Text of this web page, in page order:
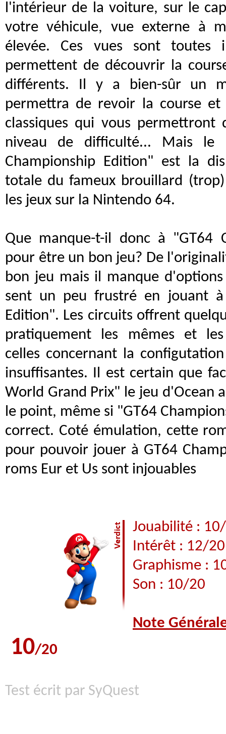
l'intérieur de la voiture, sur le
votre véhicule, vue externe à
élevée. Ces vues sont toutes
permettent de découvrir la
différents. Il y a bien-sûr un
permettra de revoir la course
classiques qui vous
niveau de difficulté... Mais
Championship Edition" est la
totale du fameux brouillard
les jeux sur la Nintendo 64.
Que manque-t-il donc à "GT64
pour être un bon jeu? De
bon jeu mais il manque
sent un peu frustré en jouant à
Edition". Les circuits offrent
pratiquement les mêmes et
celles concernant la
insuffisantes. Il est certain que
World Grand Prix" le jeu d'Ocean
le point, même si "GT64
correct. Coté émulation, cette
pour pouvoir jouer à GT64
roms Eur et Us sont injouables
Jouabilité :
Intérêt : 12/20
Graphisme :
Son : 10/20
Note
10/20
Test écrit par SyQuest